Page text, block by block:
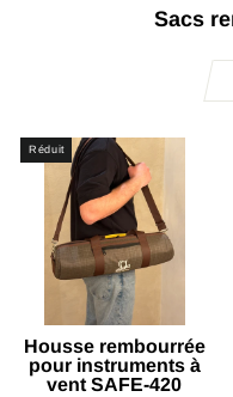
Sacs
Réduit
Housse rembourrée
pour instruments à
vent SAFE-420